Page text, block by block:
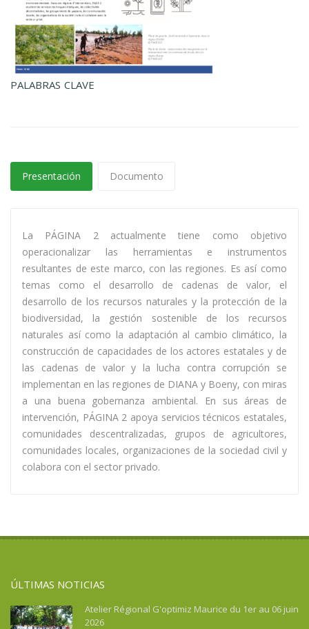
PALABRAS CLAVE
Presentación Documento
La PÁGINA 2 actualmente tiene como objetivo
operacionalizar las herramientas e instrumentos
resultantes de este marco, con las regiones. Es así como
temas como el desarrollo de cadenas de valor, el
desarrollo de los recursos naturales y la protección de la
biodiversidad, la gestión sostenible de los recursos
naturales así como la adaptación al cambio climático, la
construcción de capacidades de los actores estatales y de
las cadenas de valor y la lucha contra corrupción se
implementan en las regiones de DIANA y Boeny, con miras
a una buena gobernanza ambiental. En sus áreas de
intervención, PÁGINA 2 apoya servicios técnicos estatales,
comunidades descentralizadas, grupos de agricultores,
comunidades locales, organizaciones de la sociedad civil y
colabora con el sector privado.
ÚLTIMAS NOTICIAS
Atelier Régional G'optimiz Maurice du 1er au 06 juin
2026